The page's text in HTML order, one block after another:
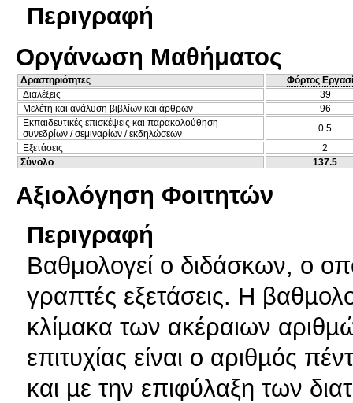
Περιγραφή
Οργάνωση Μαθήματος
Δραστηριότητες
Φόρτος
Διαλέξεις
39
Μελέτη και ανάλυση βιβλίων και άρθρων
96
Εκπαιδευτικές επισκέψεις και παρακολούθηση
συνεδρίων / σεμιναρίων / εκδηλώσεων
0.5
Εξετάσεις
2
Σύνολο
137.5
Αξιολόγηση Φοιτητών
Περιγραφή
Βαθμολογεί ο διδάσκων, ο
γραπτές εξετάσεις. Η
κλίµακα των ακέραιων
επιτυχίας είναι ο αριθµός
και µε την επιφύλαξη των